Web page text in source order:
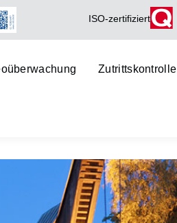
ISO-zertifiziert
Zutrittskontrolle